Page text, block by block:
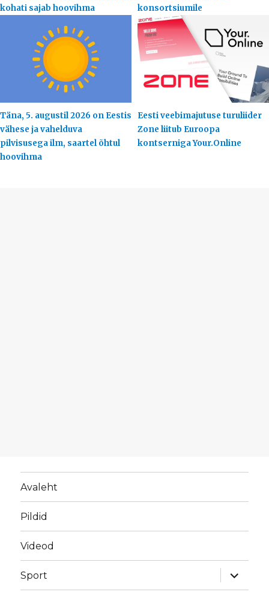
kohati sajab hoovihma
konsortsiumile
Täna, 5. augustil 2026 on Eestis
vähese ja vahelduva
pilvisusega ilm, saartel õhtul
hoovihma
Eesti veebimajutuse turuliider
Zone liitub Euroopa
kontserniga Your.Online
Avaleht
Pildid
Videod
Sport
laienda